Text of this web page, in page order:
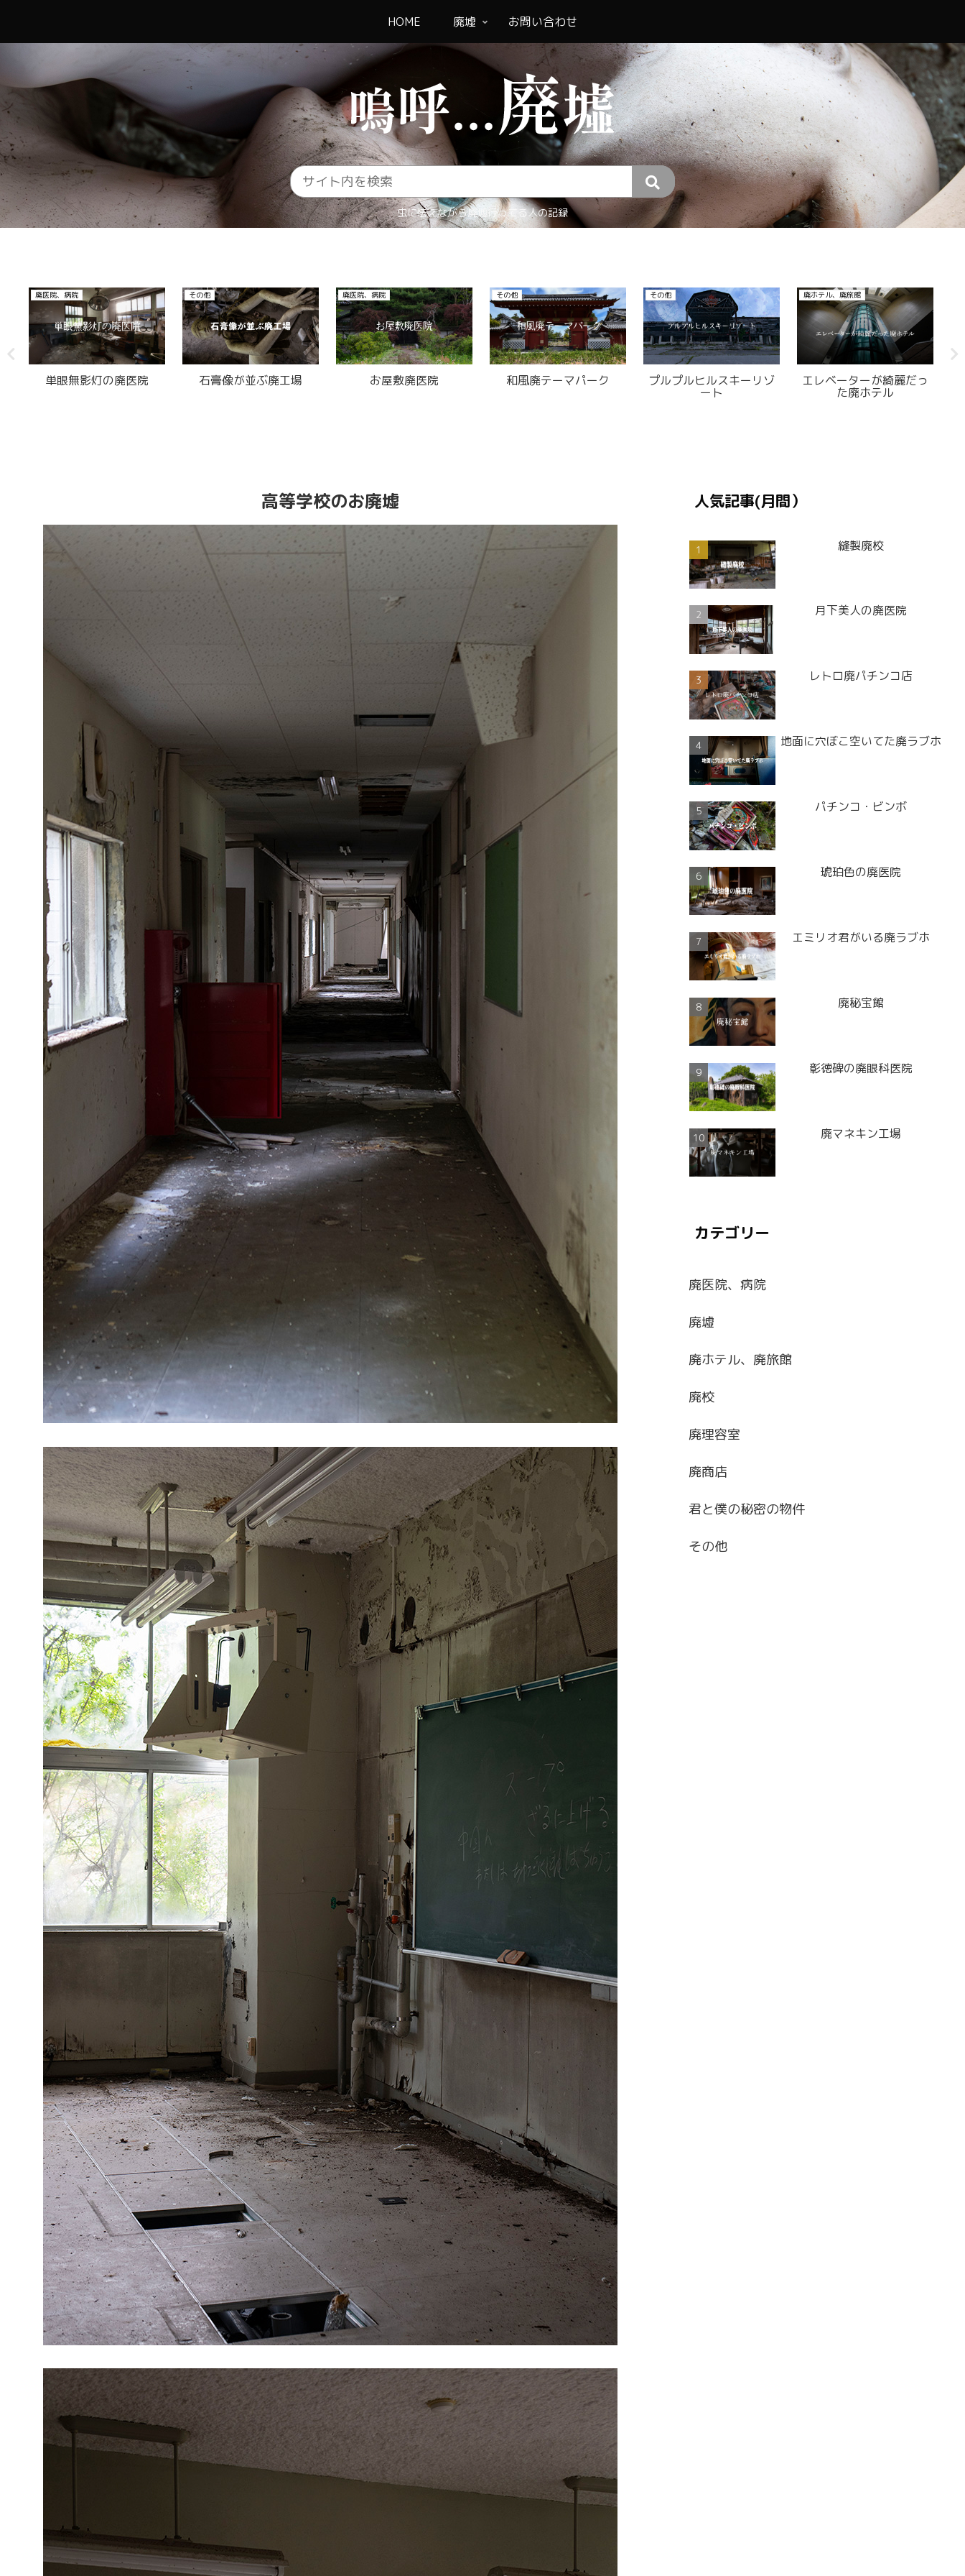
虫に怯えながら廃墟行ってる人の記録
HOME 廃墟 お問い合わせ
廃医院、病院
単眼無影灯の廃医院
その他
石膏像が並ぶ廃工場
廃医院、病院
お屋敷廃医院
その他
和風廃テーマパーク
その他
プルプルヒルスキーリゾ
ート
廃ホテル、廃旅館
エレベーターが綺麗だっ
た廃ホテル
高等学校のお廃墟 人気記事(月間）
縫製廃校
月下美人の廃医院
レトロ廃パチンコ店
地面に穴ぼこ空いてた廃ラブホ
パチンコ・ビンボ
琥珀色の廃医院
エミリオ君がいる廃ラブホ
廃秘宝館
彰徳碑の廃眼科医院
廃マネキン工場
カテゴリー
廃医院、病院
廃墟
廃ホテル、廃旅館
廃校
廃理容室
廃商店
君と僕の秘密の物件
その他